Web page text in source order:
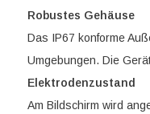
Robustes Gehäuse
Das IP67 konforme
Umgebungen. Die
Elektrodenzustand
Am Bildschirm wird